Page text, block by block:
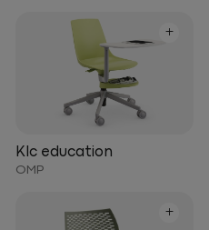
+
Klc education
OMP
+